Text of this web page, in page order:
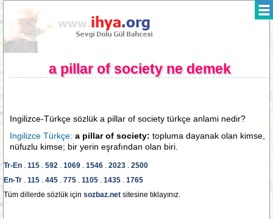
a pillar of society ne demek
Ingilizce-Türkçe sözlük a pillar of society türkçe anlami nedir?
Ingilizce Türkçe: a pillar of society: topluma dayanak olan kimse,
nüfuzlu kimse; bir yerin eşrafından olan biri.
Tr-En . 115 . 592 . 1069 . 1546 . 2023 . 2500
En-Tr . 115 . 445 . 775 . 1105 . 1435 . 1765
Tüm dillerde sözlük için sozbaz.net sitesine tıklayınız.